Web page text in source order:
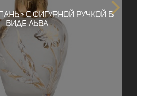
с фигурной ручкой в
виде льва